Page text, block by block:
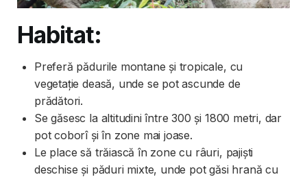
Habitat:
Preferă pădurile montane și tropicale, cu
vegetație deasă, unde se pot ascunde de
prădători.
Se găsesc la altitudini între 300 și 1800 metri, dar
pot coborî și în zone mai joase.
Le place să trăiască în zone cu râuri, pajiști
deschise și păduri mixte, unde pot găsi hrană cu